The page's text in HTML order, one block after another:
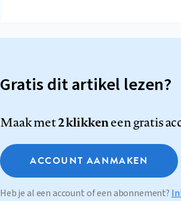
Gratis dit artikel lezen?
Maak met2 klikkeneen gratis
ACCOUNT AANMAKEN
Heb je al een account of een abonnement?